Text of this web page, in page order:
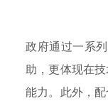
政府通过一系
助，更体现在
能力。此外，